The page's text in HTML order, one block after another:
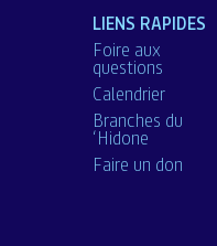
LIENS RAPIDES
Foire aux
questions
Calendrier
Branches du
‘Hidone
Faire un don